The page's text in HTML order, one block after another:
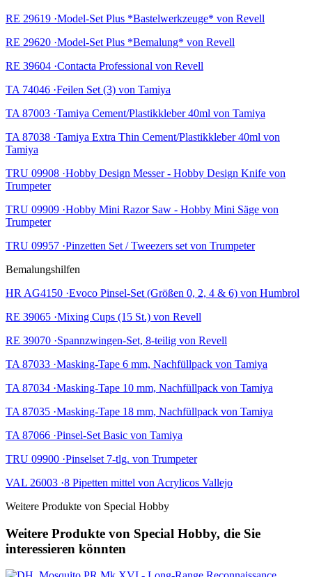
RE 29619 ·Model-Set Plus *Bastelwerkzeuge* von Revell
RE 29620 ·Model-Set Plus *Bemalung* von Revell
RE 39604 ·Contacta Professional von Revell
TA 74046 ·Feilen Set (3) von Tamiya
TA 87003 ·Tamiya Cement/Plastikkleber 40ml von Tamiya
TA 87038 ·Tamiya Extra Thin Cement/Plastikkleber 40ml von
Tamiya
TRU 09908 ·Hobby Design Messer - Hobby Design Knife von
Trumpeter
TRU 09909 ·Hobby Mini Razor Saw - Hobby Mini Säge von
Trumpeter
TRU 09957 ·Pinzetten Set / Tweezers set von Trumpeter
Bemalungshilfen
HR AG4150 ·Evoco Pinsel-Set (Größen 0, 2, 4 & 6) von Humbrol
RE 39065 ·Mixing Cups (15 St.) von Revell
RE 39070 ·Spannzwingen-Set, 8-teilig von Revell
TA 87033 ·Masking-Tape 6 mm, Nachfüllpack von Tamiya
TA 87034 ·Masking-Tape 10 mm, Nachfüllpack von Tamiya
TA 87035 ·Masking-Tape 18 mm, Nachfüllpack von Tamiya
TA 87066 ·Pinsel-Set Basic von Tamiya
TRU 09900 ·Pinselset 7-tlg. von Trumpeter
VAL 26003 ·8 Pipetten mittel von Acrylicos Vallejo
Weitere Produkte von Special Hobby
Weitere Produkte von Special Hobby, die Sie
interessieren könnten